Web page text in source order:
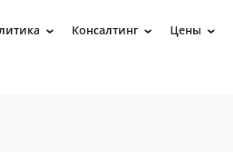
› Консалтинг › Цены ›